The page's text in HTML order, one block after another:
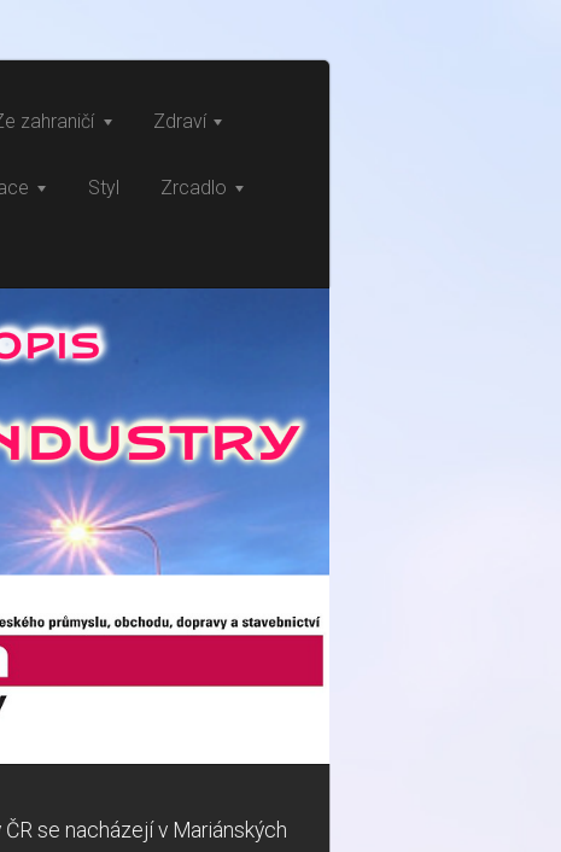
zahraničí Zdraví
Styl Zrcadlo
se nacházejí v Mariánských